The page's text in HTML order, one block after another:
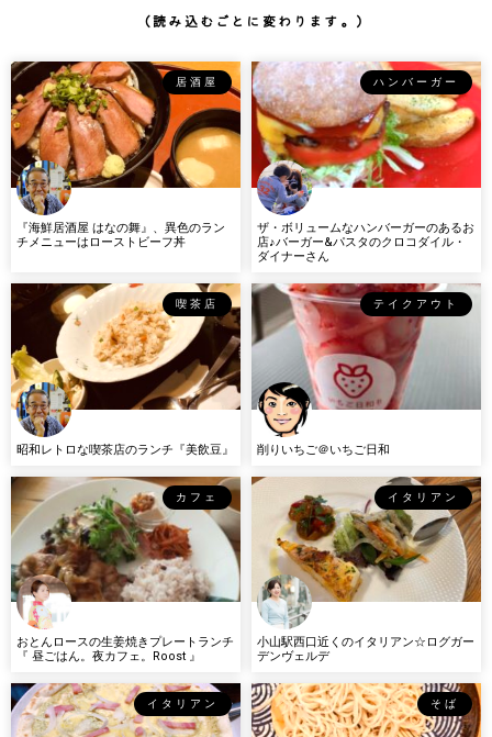
（読み込むごとに変わります。）
居酒屋
『海鮮居酒屋 はなの舞』、異色のラン
チメニューはローストビーフ丼
ハンバーガー
ザ・ボリュームなハンバーガーのあるお
店♪バーガー&パスタのクロコダイル・
ダイナーさん
喫茶店
昭和レトロな喫茶店のランチ『美飲豆』
テイクアウト
削りいちご＠いちご日和
カフェ
おとんロースの生姜焼きプレートランチ
『 昼ごはん。夜カフェ。Roost 』
イタリアン
小山駅西口近くのイタリアン☆ログガー
デンヴェルデ
イタリアン そば